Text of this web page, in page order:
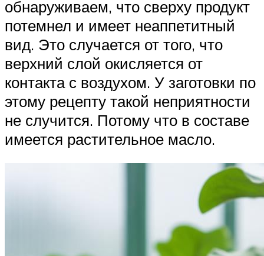
обнаруживаем, что сверху продукт
потемнел и имеет неаппетитный
вид. Это случается от того, что
верхний слой окисляется от
контакта с воздухом. У заготовки по
этому рецепту такой неприятности
не случится. Потому что в составе
имеется растительное масло.